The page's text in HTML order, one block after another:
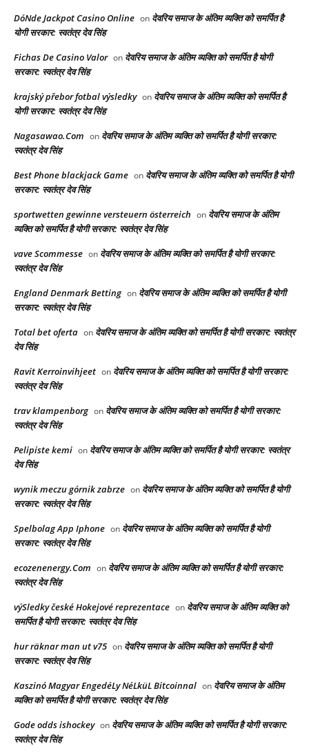
DóNde Jackpot Casino Online on देवरिय समाज के अंतिम व्यक्ति को समर्पित है
योगी सरकार: स्वतंत्र देव सिंह
Fichas De Casino Valor on देवरिय समाज के अंतिम व्यक्ति को समर्पित है योगी
सरकार: स्वतंत्र देव सिंह
krajský přebor fotbal výsledky on देवरिय समाज के अंतिम व्यक्ति को समर्पित है
योगी सरकार: स्वतंत्र देव सिंह
Nagasawao.Com on देवरिय समाज के अंतिम व्यक्ति को समर्पित है योगी सरकार:
स्वतंत्र देव सिंह
Best Phone blackjack Game on देवरिय समाज के अंतिम व्यक्ति को समर्पित है योगी
सरकार: स्वतंत्र देव सिंह
sportwetten gewinne versteuern österreich on देवरिय समाज के अंतिम
व्यक्ति को समर्पित है योगी सरकार: स्वतंत्र देव सिंह
vave Scommesse on देवरिय समाज के अंतिम व्यक्ति को समर्पित है योगी सरकार:
स्वतंत्र देव सिंह
England Denmark Betting on देवरिय समाज के अंतिम व्यक्ति को समर्पित है योगी
सरकार: स्वतंत्र देव सिंह
Total bet oferta on देवरिय समाज के अंतिम व्यक्ति को समर्पित है योगी सरकार: स्वतंत्र
देव सिंह
Ravit Kerroinvihjeet on देवरिय समाज के अंतिम व्यक्ति को समर्पित है योगी सरकार:
स्वतंत्र देव सिंह
trav klampenborg on देवरिय समाज के अंतिम व्यक्ति को समर्पित है योगी सरकार:
स्वतंत्र देव सिंह
Pelipiste kemi on देवरिय समाज के अंतिम व्यक्ति को समर्पित है योगी सरकार: स्वतंत्र
देव सिंह
wynik meczu górnik zabrze on देवरिय समाज के अंतिम व्यक्ति को समर्पित है योगी
सरकार: स्वतंत्र देव सिंह
Spelbolag App Iphone on देवरिय समाज के अंतिम व्यक्ति को समर्पित है योगी
सरकार: स्वतंत्र देव सिंह
ecozenenergy.Com on देवरिय समाज के अंतिम व्यक्ति को समर्पित है योगी सरकार:
स्वतंत्र देव सिंह
výSledky české Hokejové reprezentace on देवरिय समाज के अंतिम व्यक्ति को
समर्पित है योगी सरकार: स्वतंत्र देव सिंह
hur räknar man ut v75 on देवरिय समाज के अंतिम व्यक्ति को समर्पित है योगी
सरकार: स्वतंत्र देव सिंह
Kaszinó Magyar EngedéLy NéLküL Bitcoinnal on देवरिय समाज के अंतिम
व्यक्ति को समर्पित है योगी सरकार: स्वतंत्र देव सिंह
Gode odds ishockey on देवरिय समाज के अंतिम व्यक्ति को समर्पित है योगी सरकार:
स्वतंत्र देव सिंह